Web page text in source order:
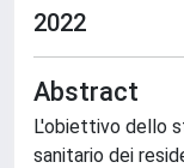
2022
Abstract
L'obiettivo dello
sanitario dei